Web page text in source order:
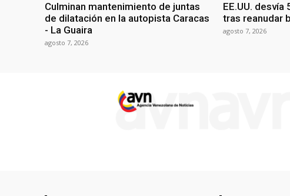
Culminan mantenimiento de juntas
de dilatación en la autopista Caracas
- La Guaira
agosto 7, 2026
EE.UU.
tras reanudar
agosto 7, 2026